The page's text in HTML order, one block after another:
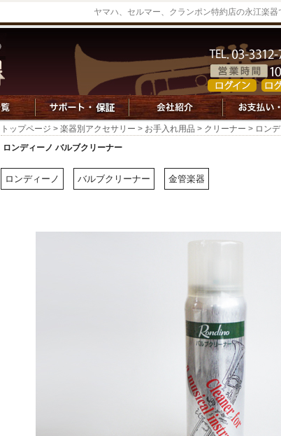
ヤマハ、セルマー、クランポン特約店の永江楽器
トップページ > 楽器別アクセサリー > お手入れ用品 > クリーナー > ロン
ロンディーノ バルブクリーナー
ロンディーノ バルブクリーナー 金管楽器